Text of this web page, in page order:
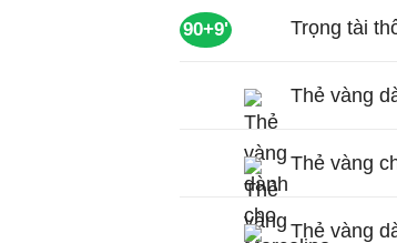
90+9' Trọng tài
Thẻ vàng
Thẻ vàng
Thẻ vàng